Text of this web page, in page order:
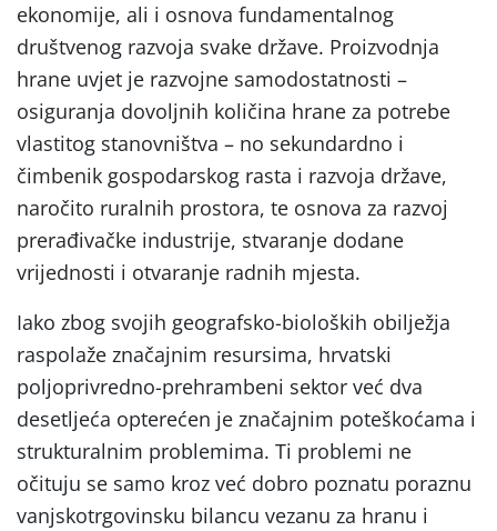
ekonomije, ali i osnova fundamentalnog
društvenog razvoja svake države. Proizvodnja
hrane uvjet je razvojne samodostatnosti –
osiguranja dovoljnih količina hrane za potrebe
vlastitog stanovništva – no sekundardno i
čimbenik gospodarskog rasta i razvoja države,
naročito ruralnih prostora, te osnova za razvoj
prerađivačke industrije, stvaranje dodane
vrijednosti i otvaranje radnih mjesta.
Iako zbog svojih geografsko-bioloških obilježja
raspolaže značajnim resursima, hrvatski
poljoprivredno-prehrambeni sektor već dva
desetljeća opterećen je značajnim poteškoćama i
strukturalnim problemima. Ti problemi ne
očituju se samo kroz već dobro poznatu poraznu
vanjskotrgovinsku bilancu vezanu za hranu i